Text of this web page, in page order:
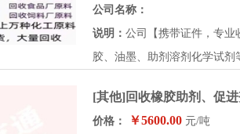
公司名称：
说明： 公司【携带证件，专业
胶、油墨、助剂溶剂化学试
[其他]回收橡胶助剂、促
价格： ￥5600.00 元/吨